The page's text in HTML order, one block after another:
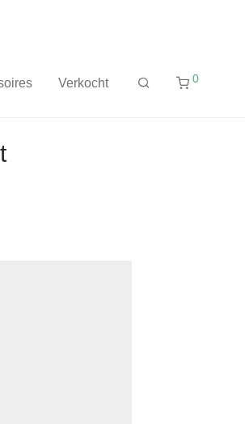
Verkocht 0